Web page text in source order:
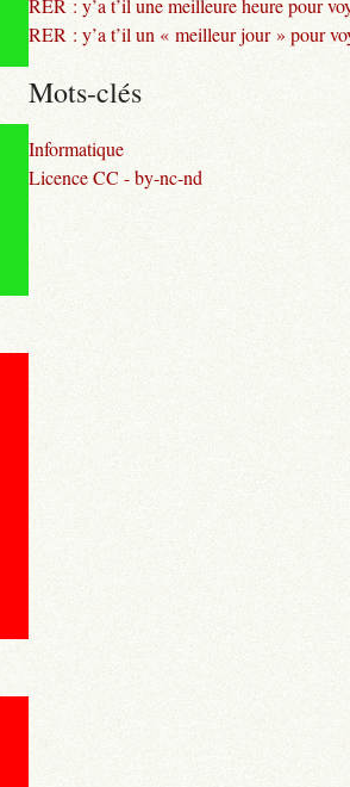
RER : y’a t’il un « meilleur jour » pour
Mots-clés
Informatique
Licence CC - by-nc-nd